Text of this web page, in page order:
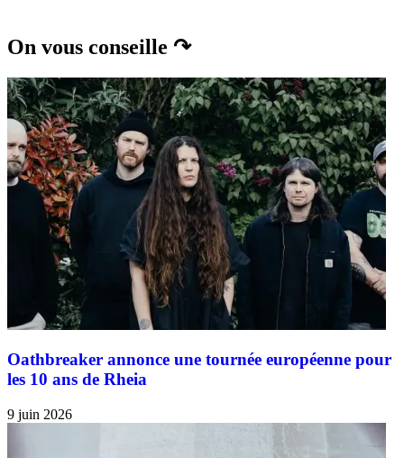
On vous conseille ↷
Oathbreaker annonce une tournée européenne pour
les 10 ans de Rheia
9 juin 2026